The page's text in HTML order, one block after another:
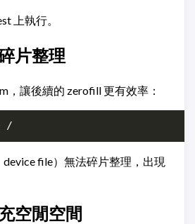
上執行。
片整理
，讓後續的 zerofill 更有效率：
file）無法碎片整理，出現
空閒空間